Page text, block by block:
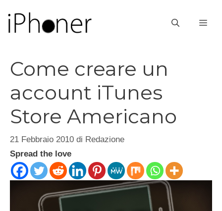
contenuto
Come creare un
account iTunes
Store Americano
21 Febbraio 2010 di Redazione
Spread the love